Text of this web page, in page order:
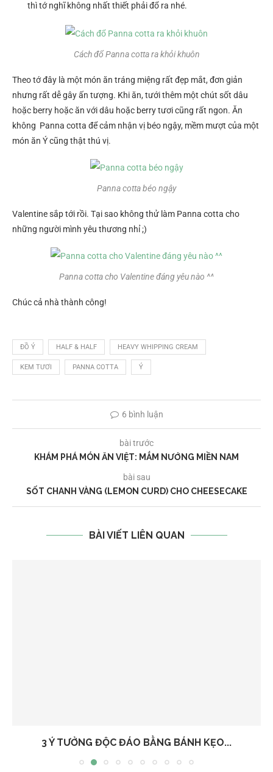
thì tớ nghĩ không nhất thiết phải đổ ra nhé.
Cách đổ Panna cotta ra khỏi khuôn
Theo tớ đây là một món ăn tráng miệng rất đẹp mắt, đơn giản
nhưng rất dễ gây ấn tượng. Khi ăn, tưới thêm một chút sốt dâu
hoặc berry hoặc ăn với dâu hoặc berry tươi cũng rất ngon. Ăn
không Panna cotta để cảm nhận vị béo ngậy, mềm mượt của một
món ăn Ý cũng thật thú vị.
Panna cotta béo ngậy
Valentine sắp tới rồi. Tại sao không thử làm Panna cotta cho
những người mình yêu thương nhỉ ;)
Panna cotta cho Valentine đáng yêu nào ^^
Chúc cả nhà thành công!
ĐỒ Ý HALF & HALF HEAVY WHIPPING CREAM
KEM TƯƠI PANNA COTTA Ý
6 bình luận
bài trước
KHÁM PHÁ MÓN ĂN VIỆT: MẮM NƯỚNG MIỀN NAM
bài sau
SỐT CHANH VÀNG (LEMON CURD) CHO CHEESECAKE
BÀI VIẾT LIÊN QUAN
3 Ý TƯỞNG ĐỘC ĐÁO BẰNG BÁNH KẸO...